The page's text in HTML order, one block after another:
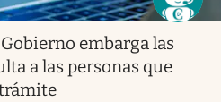
embarga las
a las personas que